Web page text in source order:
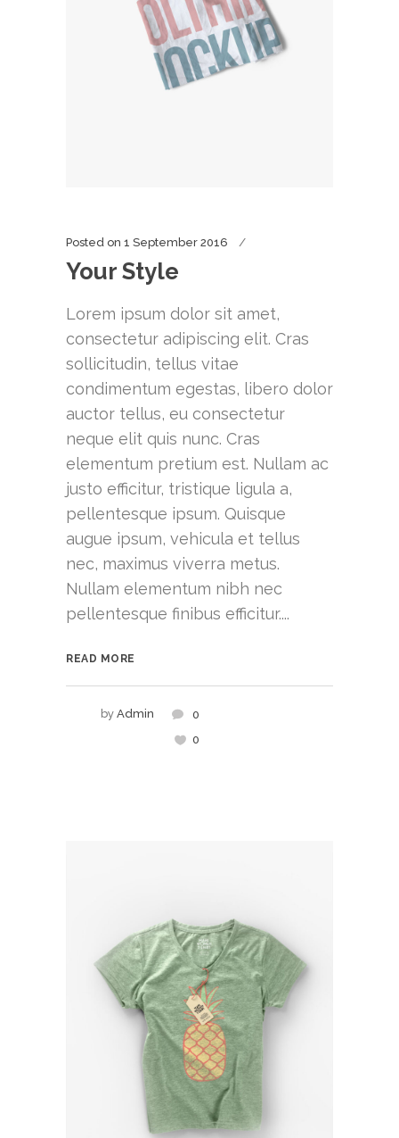
Posted on 1 September 2016
Your Style
Lorem ipsum dolor sit amet,
consectetur adipiscing elit. Cras
sollicitudin, tellus vitae
condimentum egestas, libero dolor
auctor tellus, eu consectetur
neque elit quis nunc. Cras
elementum pretium est. Nullam ac
justo efficitur, tristique ligula a,
pellentesque ipsum. Quisque
augue ipsum, vehicula et tellus
nec, maximus viverra metus.
Nullam elementum nibh nec
pellentesque finibus efficitur....
READ MORE
by Admin
0
0